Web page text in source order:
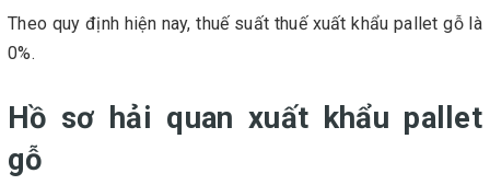
Theo quy định hiện nay, thuế suất thuế xuất khẩu pallet gỗ là
0%.
Hồ sơ hải quan xuất khẩu pallet
gỗ